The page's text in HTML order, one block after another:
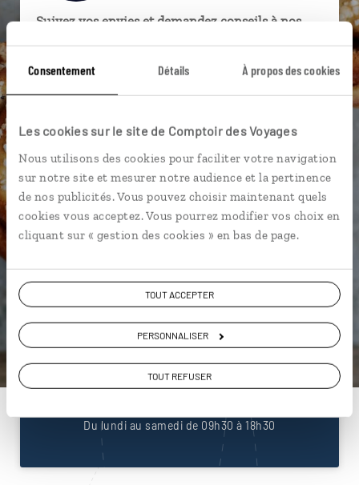
Consentement Détails À propos des cookies
Les cookies sur le site de Comptoir des Voyages
Nous utilisons des cookies pour faciliter votre navigation
sur notre site et mesurer notre audience et la pertinence
de nos publicités. Vous pouvez choisir maintenant quels
cookies vous acceptez. Vous pourrez modifier vos choix en
cliquant sur « gestion des cookies » en bas de page.
TOUT ACCEPTER
PERSONNALISER
TOUT REFUSER
Suivez vos envies et demandez conseils à nos
Ils sauront organiser votre itinéraire au plus
près de vos envies et de la réalité du pays.
connectés en agence, mais aussi par email ou
téléphone.
Vous gardez le même interlocuteur avant,
pendant et après votre voyage.
DEMANDER UN DEVIS
ou
Construisez votre voyage avec un spécialiste Suède
01 86 95 65 53
Du lundi au samedi de 09h30 à 18h30